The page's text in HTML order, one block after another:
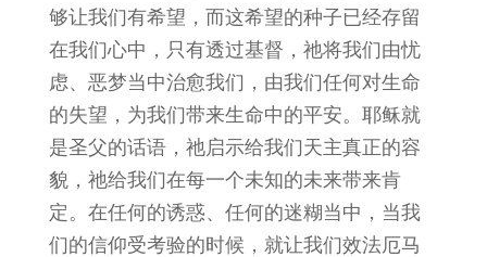
够让我们有希望，而这希望的种子已经存留
在我们心中，只有透过基督，祂将我们由忧
虑、恶梦当中治愈我们，由我们任何对生命
的失望，为我们带来生命中的平安。耶稣就
是圣父的话语，祂启示给我们天主真正的容
貌，祂给我们在每一个未知的未来带来肯
定。在任何的诱惑、任何的迷糊当中，当我
们的信仰受考验的时候，就让我们效法厄马